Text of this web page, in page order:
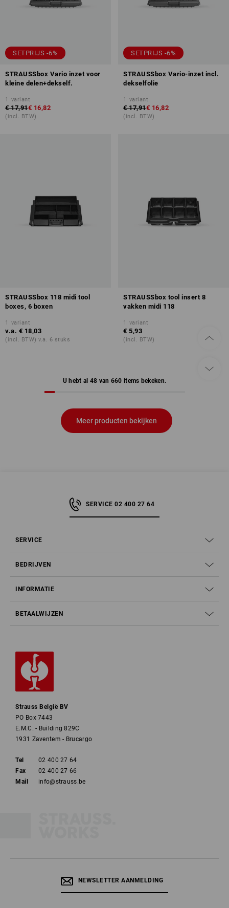
SETPRIJS -6%
STRAUSSbox Vario inzet voor
kleine delen+dekself.
1 variant
€ 17,91€ 16,82
(incl. BTW)
SETPRIJS -6%
STRAUSSbox Vario-inzet incl.
dekselfolie
1 variant
€ 17,91€ 16,82
(incl. BTW)
STRAUSSbox 118 midi tool
boxes, 6 boxen
1 variant
v.a. € 18,03
(incl. BTW) v.a. 6 stuks
STRAUSSbox tool insert 8
vakken midi 118
1 variant
€ 5,93
(incl. BTW)
U hebt al 48 van 660 items bekeken.
Meer producten bekijken
SERVICE 02 400 27 64
SERVICE
BEDRIJVEN
INFORMATIE
BETAALWIJZEN
Strauss België BV
PO Box 7443
E.M.C. - Building 829C
1931 Zaventem - Brucargo
Tel
02 400 27 64
Fax
02 400 27 66
Mail
info@strauss.be
NEWSLETTER AANMELDING